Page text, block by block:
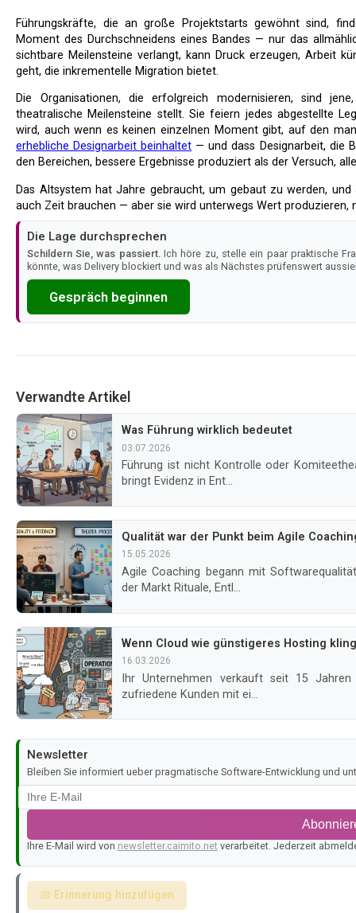
Führungskräfte, die an große Projektstarts gewöhnt sind, finden das möglicherweise unbefriedigend. Es gibt keinen
Moment des Durchschneidens eines Bandes — nur das
sichtbare Meilensteine verlangt, kann Druck erzeugen, Arbeit
geht, die inkrementelle Migration bietet.
Die Organisationen, die erfolgreich modernisieren, sind jene, in denen die Führung nachhaltigen Fortschritt über
theatralische Meilensteine stellt. Sie feiern jedes abgestellte
wird, auch wenn es keinen einzelnen Moment gibt, auf den
erhebliche Designarbeit beinhaltet — und dass Designarbeit, die
den Bereichen, bessere Ergebnisse produziert als der Versuch,
Das Altsystem hat Jahre gebraucht, um gebaut zu werden, und Jahrzehnte, um sich zu entwickeln. Die Würgefeige wird
auch Zeit brauchen — aber sie wird unterwegs Wert produzieren,
Die Lage durchsprechen
Schildern Sie, was passiert.Ich höre zu, stelle ein paar praktische
könnte, was Delivery blockiert und was als Nächstes prüfenswert
Gespräch beginnen
Verwandte Artikel
Was Führung wirklich bedeutet
03.07.2026
Führung ist nicht Kontrolle oder Komiteetheater. Sie setzt Grenzen, ordnet Verantwortung zu und
bringt Evidenz in Ent...
Qualität war der Punkt beim Agile
15.05.2026
Agile Coaching begann mit Softwarequalität, technischer Exzellenz und Feedback. Dann belohnte
der Markt Rituale, Entl...
Wenn Cloud wie günstigeres Hosting
16.03.2026
zufriedene Kunden mit ei...
Newsletter
Bleiben Sie informiert ueber pragmatische Software-Entwicklung und
Ihre E-Mail wird von newsletter.caimito.netverarbeitet. Jederzeit
📅 Erinnerung hinzufügen